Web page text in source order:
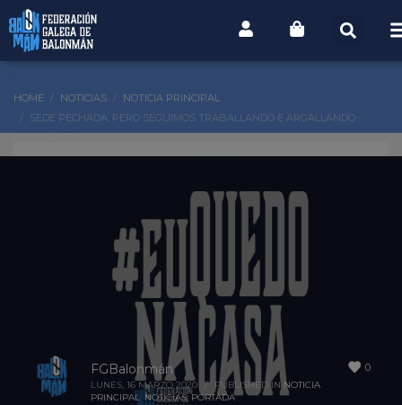
HOME NOTICIAS
NOTICIA PRINCIPAL
SEDE PECHADA, PERO SEGUIMOS TRABALLANDO E ARGALLANDO
0
FGBalonmán
LUNES, 16 MARZO 2020 / PUBLISHED IN NOTICIA
PRINCIPAL,NOTICIAS,PORTADA